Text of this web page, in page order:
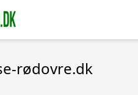
rødovre.dk